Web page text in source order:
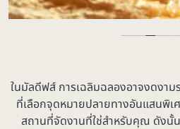
ในมัลดีฟส์ การเฉลิมฉลองอาจงดงา
ที่เลือกจุดหมายปลายทางอันแสนพิเ
สถานที่จัดงานที่ใช่สำหรับคุณ ดังนั้